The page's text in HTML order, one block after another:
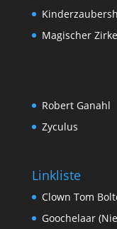
Magischer
Robert Ganahl
Zyculus
Linkliste
Clown Tom
Goochelaar